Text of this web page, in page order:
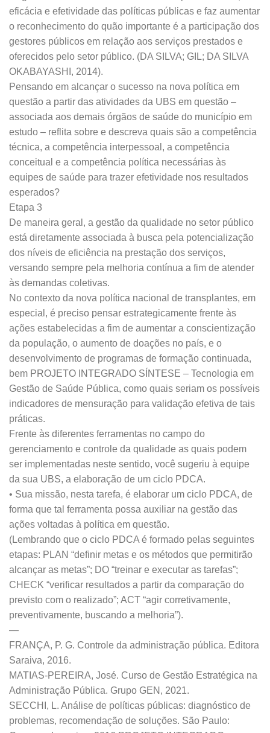
eficácia e efetividade das políticas públicas e faz aumentar
o reconhecimento do quão importante é a participação dos
gestores públicos em relação aos serviços prestados e
oferecidos pelo setor público. (DA SILVA; GIL; DA SILVA
OKABAYASHI, 2014).
Pensando em alcançar o sucesso na nova política em
questão a partir das atividades da UBS em questão –
associada aos demais órgãos de saúde do município em
estudo – reflita sobre e descreva quais são a competência
técnica, a competência interpessoal, a competência
conceitual e a competência política necessárias às
equipes de saúde para trazer efetividade nos resultados
esperados?
Etapa 3
De maneira geral, a gestão da qualidade no setor público
está diretamente associada à busca pela potencialização
dos níveis de eficiência na prestação dos serviços,
versando sempre pela melhoria contínua a fim de atender
às demandas coletivas.
No contexto da nova política nacional de transplantes, em
especial, é preciso pensar estrategicamente frente às
ações estabelecidas a fim de aumentar a conscientização
da população, o aumento de doações no país, e o
desenvolvimento de programas de formação continuada,
bem PROJETO INTEGRADO SÍNTESE – Tecnologia em
Gestão de Saúde Pública, como quais seriam os possíveis
indicadores de mensuração para validação efetiva de tais
práticas.
Frente às diferentes ferramentas no campo do
gerenciamento e controle da qualidade as quais podem
ser implementadas neste sentido, você sugeriu à equipe
da sua UBS, a elaboração de um ciclo PDCA.
• Sua missão, nesta tarefa, é elaborar um ciclo PDCA, de
forma que tal ferramenta possa auxiliar na gestão das
ações voltadas à política em questão.
(Lembrando que o ciclo PDCA é formado pelas seguintes
etapas: PLAN “definir metas e os métodos que permitirão
alcançar as metas”; DO “treinar e executar as tarefas”;
CHECK “verificar resultados a partir da comparação do
previsto com o realizado”; ACT “agir corretivamente,
preventivamente, buscando a melhoria”).
—
FRANÇA, P. G. Controle da administração pública. Editora
Saraiva, 2016.
MATIAS-PEREIRA, José. Curso de Gestão Estratégica na
Administração Pública. Grupo GEN, 2021.
SECCHI, L. Análise de políticas públicas: diagnóstico de
problemas, recomendação de soluções. São Paulo: